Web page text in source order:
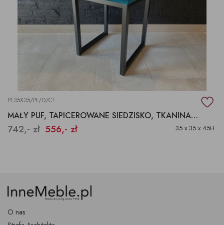
PF35X35/PŁ/D/C!
MAŁY PUF, TAPICEROWANE SIEDZISKO, TKANINA AQUACLEAN
742,- zł 556,- zł 35 x 35 x 45H
O nas